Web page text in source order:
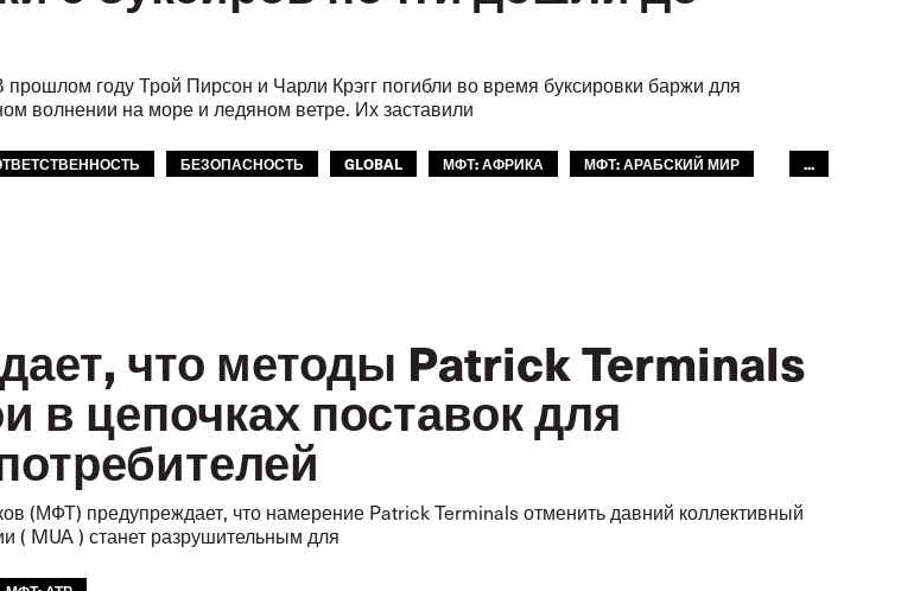
году Трой Пирсон и Чарли Крэгг погибли во время буксировки баржи для
волнении на море и ледяном ветре. Их заставили
БЕЗОПАСНОСТЬ GLOBAL МФТ: АФРИКА
МФТ: АРАБСКИЙ МИР
...
что методы Patrick Terminals
в цепочках поставок для
(МФТ) предупреждает, что намерение Patrick Terminals отменить давний коллективный
( MUA ) станет разрушительным для